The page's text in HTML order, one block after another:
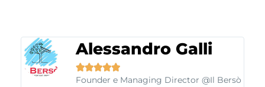
Alessandro Galli

Founder e Managing Director @Il Bersò